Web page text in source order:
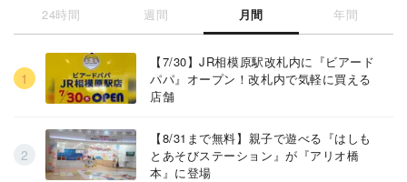
24時間 週間 月間 年間
【7/30】JR相模原駅改札内に『ビアード
パパ』オープン！改札内で気軽に買える
店舗
【8/31まで無料】親子で遊べる『はしも
とあそびステーション』が『アリオ橋
本』に登場